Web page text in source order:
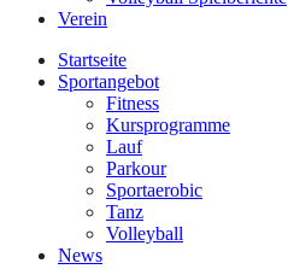
Verein
Startseite
Sportangebot
Fitness
Kursprogramme
Lauf
Parkour
Sportaerobic
Tanz
Volleyball
News